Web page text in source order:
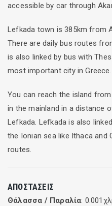
accessible by car through
Lefkada town is 385km from
There are daily bus routes
is also linked by bus with
most important city in Greece.
You can reach the island
in the mainland in a distance
Lefkada. Lefkada is also
the Ionian sea like Ithaca and
routes.
ΑΠΟΣΤΆΣΕΙΣ
Θάλασσα / Παραλία: